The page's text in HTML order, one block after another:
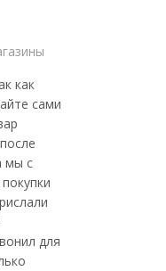
как
сами
мы с
для